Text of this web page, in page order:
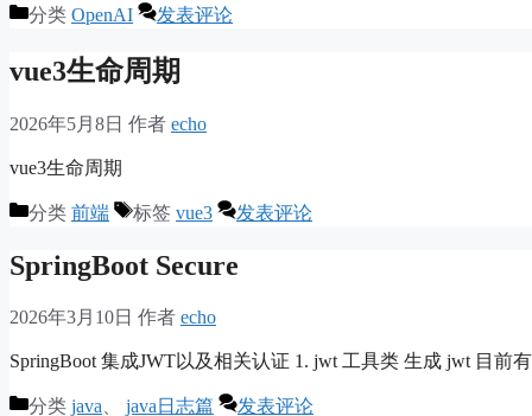
分类 OpenAI 发表评论
vue3生命周期
2026年5月8日 作者 echo
vue3生命周期
分类 前端 标签 vue3 发表评论
SpringBoot Secure
2026年3月10日 作者 echo
SpringBoot 集成JWT以及相关认证 1. jwt 工具类 生成 jwt 目
分类 java java日志篇 发表评论